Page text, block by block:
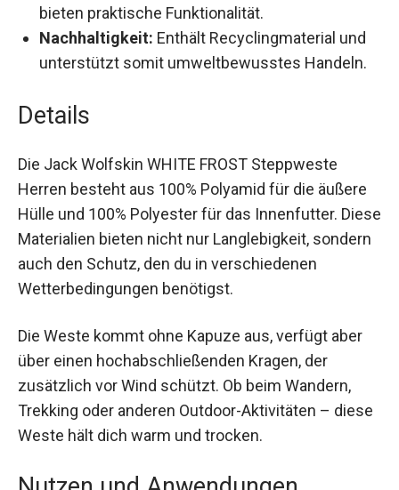
Seitentaschen und ein durchgehender
Frontreißverschluss bieten praktische
Funktionalität.
unterstützt somit umweltbewusstes Handeln.
Details
Die Jack Wolfskin WHITE FROST Steppweste
Herren besteht aus 100% Polyamid für die äußere
Hülle und 100% Polyester für das Innenfutter.
Diese Materialien bieten nicht nur Langlebigkeit,
verschiedenen Wetterbedingungen benötigst.
Die Weste kommt ohne Kapuze aus, verfügt aber
über einen hochabschließenden Kragen, der
zusätzlich vor Wind schützt. Ob beim Wandern,